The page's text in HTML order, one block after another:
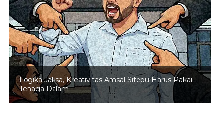
Logika Jaksa, Kreativitas Amsal Sitepu Harus Pakai
Tenaga Dalam